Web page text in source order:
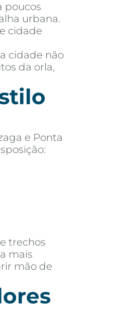
poucos
urbana.
cidade
cidade não
da orla,
e Ponta
trechos
mais
mão de